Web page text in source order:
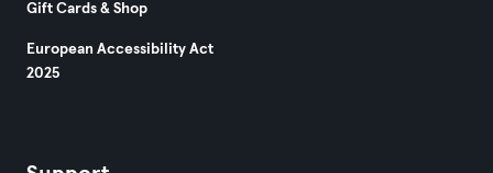
Gift Cards & Shop
European Accessibility Act
2025